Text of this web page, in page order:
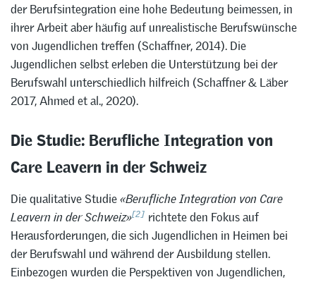
der Berufsintegration eine hohe Bedeutung beimessen, in
ihrer Arbeit aber häufig auf unrealistische Berufswünsche
von Jugendlichen treffen (Schaffner, 2014). Die
Jugendlichen selbst erleben die Unterstützung bei der
Berufswahl unterschiedlich hilfreich (Schaffner & Läber
2017, Ahmed et al., 2020).
Die Studie: Berufliche Integration von
Care Leavern in der Schweiz
Die qualitative Studie«Berufliche Integration von Care
Leavern in der Schweiz»[2] richtete den Fokus auf
Herausforderungen, die sich Jugendlichen in Heimen bei
der Berufswahl und während der Ausbildung stellen.
Einbezogen wurden die Perspektiven von Jugendlichen,